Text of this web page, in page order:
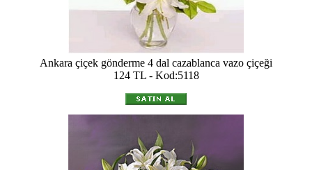
Ankara çiçek gönderme 4 dal cazablanca vazo çiçeği
124 TL - Kod:5118